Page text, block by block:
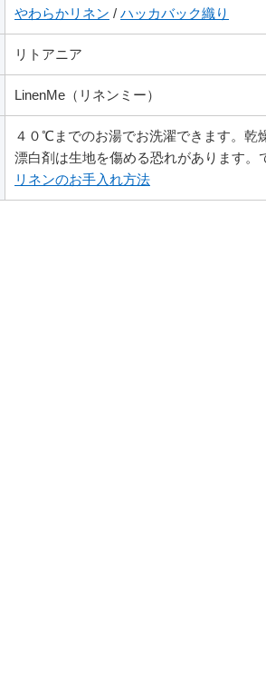
やわらかリネン / ハッカバック織り
リトアニア
LinenMe（リネンミー）
４０℃までのお湯でお洗濯できます。乾
漂白剤は生地を傷める恐れがあります。
リネンのお手入れ方法